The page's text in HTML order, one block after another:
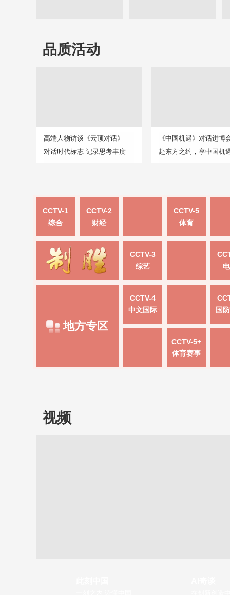
品质活动
高端人物访谈《云顶对话》
对话时代标志 记录思考丰度
《中国机遇》对话进博
赴东方之约，享中国机
CCTV-1
综合
CCTV-2
财经
CCTV-5
体育
CCTV-3
综艺
地方专区
CCTV-4
中文国际
国
CCTV-5+
体育赛事
视频